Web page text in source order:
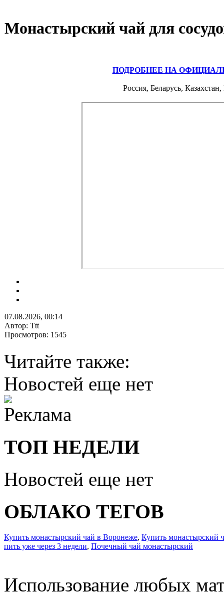
Монастырский чай для
ПОДРОБНЕЕ НА
Россия, Беларусь,
07.08.2026, 00:14
Автор: Ttt
Просмотров: 1545
Читайте также:
Новостей еще нет
ТОП НЕДЕЛИ
Новостей еще нет
ОБЛАКО ТЕГОВ
Купить монастырский чай в Воронеже, Купить монастырский
пить уже через 3 недели, Почечный чай монастырский
Использование любых